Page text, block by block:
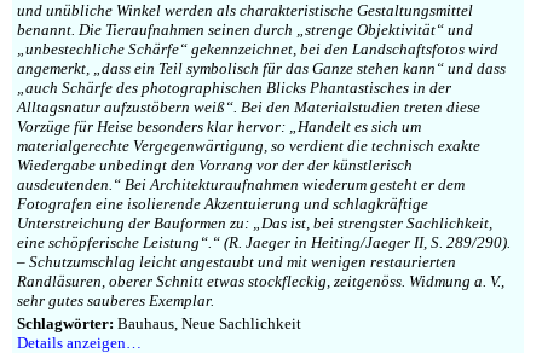
und unübliche Winkel werden als charakteristische Gestaltungsmittel
benannt. Die Tieraufnahmen seinen durch „strenge Objektivität“ und
„unbestechliche Schärfe“ gekennzeichnet, bei den Landschaftsfotos wird
angemerkt, „dass ein Teil symbolisch für das Ganze stehen kann“ und dass
„auch Schärfe des photographischen Blicks Phantastisches in der
Alltagsnatur aufzustöbern weiß“. Bei den Materialstudien treten diese
Vorzüge für Heise besonders klar hervor: „Handelt es sich um
materialgerechte Vergegenwärtigung, so verdient die technisch exakte
Wiedergabe unbedingt den Vorrang vor der der künstlerisch
ausdeutenden.“ Bei Architekturaufnahmen wiederum gesteht er dem
Fotografen eine isolierende Akzentuierung und schlagkräftige
Unterstreichung der Bauformen zu: „Das ist, bei strengster Sachlichkeit,
eine schöpferische Leistung“.“ (R. Jaeger in Heiting/Jaeger II, S. 289/290).
– Schutzumschlag leicht angestaubt und mit wenigen restaurierten
Randläsuren, oberer Schnitt etwas stockfleckig, zeitgenöss. Widmung a. V.,
sehr gutes sauberes Exemplar.
Schlagwörter: Bauhaus, Neue Sachlichkeit
Details anzeigen…